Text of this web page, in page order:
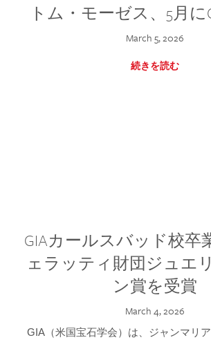
トム・モーゼス、5月に
March 5, 2026
続きを読む
GIAカールスバッド校卒
ェラッティ財団ジュエ
ン賞を受賞
March 4, 2026
GIA（米国宝石学会）は、ジャンマリ